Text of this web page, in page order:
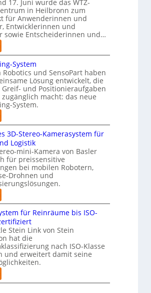
n
17. Juni wurde das WTZ-
in Heilbronn zum
für Anwenderinnen und
Entwicklerinnen und
sowie Entscheiderinnen und…
A
u
t
o
m
a
t
i
s
i
e
r
u
n
g
r
e
f
f
2
0
6
System
Robotics und SensoPart haben
Lösung entwickelt, die
Greif- und Positionieraufgaben
macht: das neue
System.
3
D
-
H
a
n
d
l
i
n
g
-
S
y
s
t
e
3D-Stereo-Kamerasystem für
Logistik
mini-Kamera von Basler
für preissensitive
bei mobilen Robotern,
Drohnen und
K
o
m
p
a
k
t
e
s
für Reinräume bis ISO-
Stein Link von Stein
hat die
nach ISO-Klasse
und erweitert damit seine
S